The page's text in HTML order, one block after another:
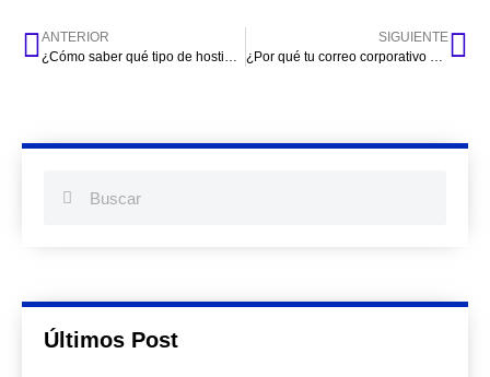
ANTERIOR
¿Cómo saber qué tipo de hosting necesita tu proyecto web?
SIGUIENTE
¿Por qué tu correo corporativo es más profesional que Gmail?
Últimos Post